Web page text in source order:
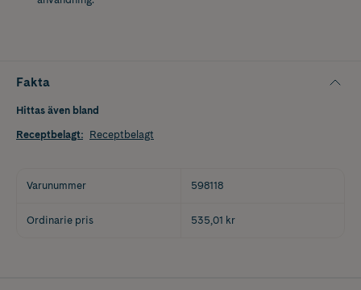
Fakta
Hittas även bland
Receptbelagt: Receptbelagt
Varunummer 598118
Ordinarie pris 535,01 kr